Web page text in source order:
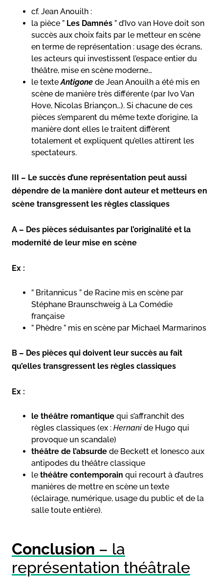
cf. Jean Anouilh :
la pièce ” Les Damnés ” d’Ivo van Hove doit son
succès aux choix faits par le metteur en scène
en terme de représentation : usage des écrans,
les acteurs qui investissent l’espace entier du
théâtre, mise en scène moderne…
le texteAntigone de Jean Anouilh a été mis en
scène de manière très différente (par Ivo Van
Hove, Nicolas Briançon…). Si chacune de ces
pièces s’emparent du même texte d’origine, la
manière dont elles le traitent diffèrent
totalement et expliquent qu’elles attirent les
spectateurs.
III – Le succès d’une représentation peut aussi
dépendre de la manière dont auteur et metteurs en
scène transgressent les règles classiques
A – Des pièces séduisantes par l’originalité et la
modernité de leur mise en scène
Ex :
” Britannicus ” de Racine mis en scène par
Stéphane Braunschweig à La Comédie
française
” Phèdre ” mis en scène par Michael Marmarinos
B – Des pièces qui doivent leur succès au fait
qu’elles transgressent les règles classiques
Ex :
le théâtre romantique qui s’affranchit des
règles classiques (ex : Hernani de Hugo qui
provoque un scandale)
théâtre de l’absurde de Beckett et Ionesco aux
antipodes du théâtre classique
le théâtre contemporain qui recourt à d’autres
manières de mettre en scène un texte
(éclairage, numérique, usage du public et de la
salle toute entière).
Conclusion – la
représentation théâtrale